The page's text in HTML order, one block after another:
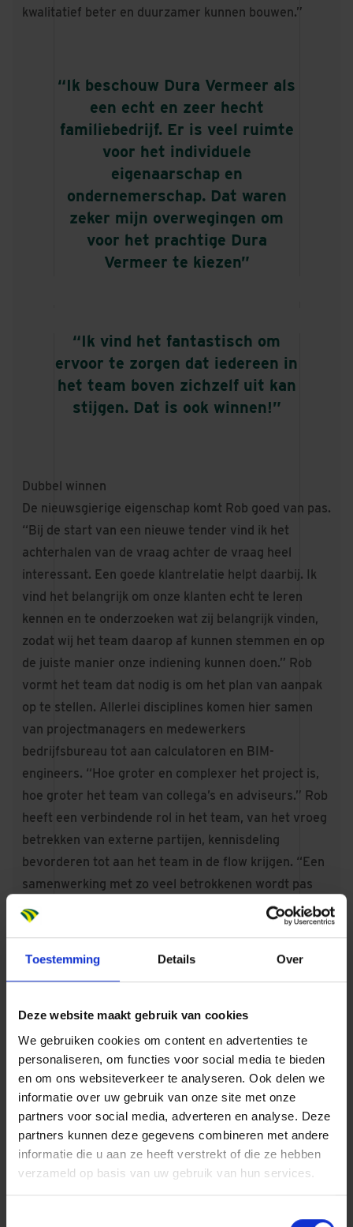
Toestemming Details Over
Deze website maakt gebruik van cookies
We gebruiken cookies om content en advertenties te
personaliseren, om functies voor social media te bieden
en om ons websiteverkeer te analyseren. Ook delen we
informatie over uw gebruik van onze site met onze
partners voor social media, adverteren en analyse. Deze
partners kunnen deze gegevens combineren met andere
informatie die u aan ze heeft verstrekt of die ze hebben
verzameld op basis van uw gebruik van hun services.
kwalitatief beter en duurzamer kunnen bouwen.”
“Ik beschouw Dura Vermeer als
een echt en zeer hecht
familiebedrijf. Er is veel ruimte
voor het individuele
eigenaarschap en
ondernemerschap. Dat waren
zeker mijn overwegingen om
voor het prachtige Dura
Vermeer te kiezen”
“Ik vind het fantastisch om
ervoor te zorgen dat iedereen in
het team boven zichzelf uit kan
stijgen. Dat is ook winnen!”
Dubbel winnen
De nieuwsgierige eigenschap komt Rob goed van pas.
“Bij de start van een nieuwe tender vind ik het
achterhalen van de vraag achter de vraag heel
interessant. Een goede klantrelatie helpt daarbij. Ik
vind het belangrijk om onze klanten echt te leren
kennen en te onderzoeken wat zij belangrijk vinden,
zodat wij het team daarop af kunnen stemmen en op
de juiste manier onze indiening kunnen doen.” Rob
vormt het team dat nodig is om het plan van aanpak
op te stellen. Allerlei disciplines komen hier samen
van projectmanagers en medewerkers
bedrijfsbureau tot aan calculatoren en BIM-
engineers. “Hoe groter en complexer het project is,
hoe groter het team van collega’s en adviseurs.” Rob
heeft een verbindende rol in het team, van het vroeg
betrekken van externe partijen, kennisdeling
bevorderen tot aan het team in de flow krijgen. “Een
samenwerking met zo veel betrokkenen wordt pas
een succes als iedereen doet waar hij of zij goed in is
en dat op elkaar aansluit, dat verhoogt niet alleen het
Een van de recent gewonnen tenders van Rob en zijn
collega’s is deelplan Camden Townonderdeel van
gebiedsontwikkeling Hyde Park in Hoofddorp. “Een
geweldig plan waarbij we 563 studentenwoningen in
opdracht van studentenhuisvester DUWO gaan
realiseren, die de woningen heeft aangekocht van
van ontwikkelaars Snippe Projecten BV en BPD |
Bouwfonds Gebiedsontwikkeling (BPD). We hebben
intensief samengewerkt om de opdracht binnen te